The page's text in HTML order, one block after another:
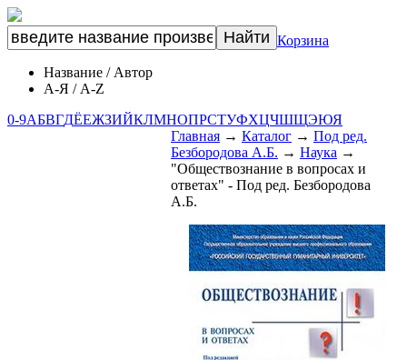
Корзина
Название / Автор
А-Я / A-Z
0-9АБВГДЁЕЖЗИЙКЛМНОПРСТУФХЦЧШЩЭЮЯ
Главная → Каталог → Под ред.
Безбородова А.Б. → Наука →
"Обществознание в вопросах и
ответах" - Под ред. Безбородова
А.Б.